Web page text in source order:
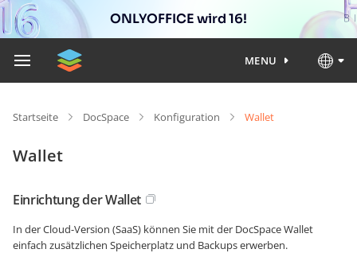
ONLYOFFICE wird 16!
MENU
Startseite DocSpace Konfiguration Wallet
Wallet
Einrichtung der Wallet
In der Cloud-Version (SaaS) können Sie mit der DocSpace Wallet
einfach zusätzlichen Speicherplatz und Backups erwerben.